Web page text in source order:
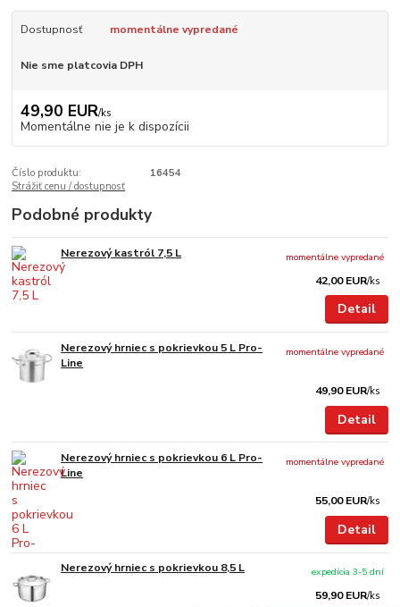
Dostupnosť momentálne vypredané
Nie sme platcovia DPH
49,90 EUR/ks
Momentálne nie je k dispozícii
Číslo produktu:
16454
Strážiť cenu / dostupnosť
Podobné produkty
Nerezový kastról 7,5 L
42,00 EUR/ks
momentálne vypredané
Detail
Nerezový hrniec s pokrievkou 5 L Pro-
Line
49,90 EUR/ks
momentálne vypredané
Detail
Nerezový hrniec s pokrievkou 6 L Pro-
Line
55,00 EUR/ks
momentálne vypredané
Detail
Nerezový hrniec s pokrievkou 8,5 L
59,90 EUR/ks
expedícia 3-5 dní